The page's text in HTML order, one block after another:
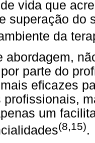
vida que
superação do
da
abordagem,
parte do
eficazes
profissionais,
um
(8,15).